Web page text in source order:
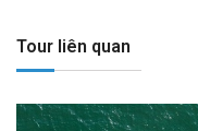
Tour liên quan